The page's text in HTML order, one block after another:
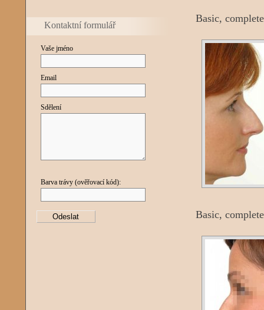
Kontaktní formulář
Vaše jméno
Email
Sdělení
Barva trávy (ověřovací kód):
Basic,
Basic,